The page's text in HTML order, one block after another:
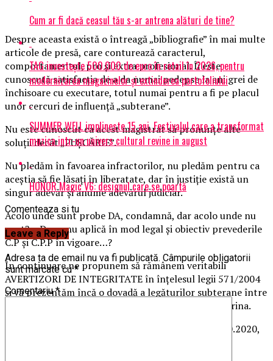
Despre aceasta există o întreagă „bibliografie” în mai multe
articole de presă, care conturează caracterul,
comportamentul, pro și extra profesional. Îi este
cunoscută satisfacția de a da numai pedepse la ani grei de
închisoare cu executare, totul numai pentru a fi pe placul
unor cercuri de influență „subterane”.
Nu este cunoscut ca acest magistrat să pronunțe alte
soluții decât „PUȘCĂRIE”.
Nu pledăm în favoarea infractorilor, nu pledăm pentru ca
aceștia să fie lăsați în liberatate, dar în justiție există un
singur adevăr și anume adevărul judiciar.
Acolo unde sunt probe DA, condamnă, dar acolo unde nu
sunt?… De ce nu aplică în mod legal și obiectiv prevederile
C.P și C.P.P în vigoare…?
În continuare ne propunem să rămânem veritabili
AVERTIZORI DE INTEGRITATE în înțelesul legii 571/2004
și vă prezentăm încă o dovadă a legăturilor subterane între
fosta „elită” DNA ST. Ploiești și Zamfirescu Anca Corina.
Nu cu mult timp în urmă, respectiv la data de 08.10.2020,
Cum ar fi dacă ceasul tău s-ar antrena alături de tine?
TAG investește 500.000 de euro în retail în 2026, pentru
modernizarea magazinelor și extinderea portofoliului
SUMMER WELL implineste 15 ani. Festivalul care a transformat
muzica intr-un univers cultural revine in august
HONOR Magic V6: designul care se poartă
Comenteaza si tu
Leave a Reply
Adresa ta de email nu va fi publicată. Câmpurile obligatorii
sunt marcate cu*
Comentariu*